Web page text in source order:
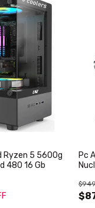
Ryzen 5 5600g
480 16 Gb
Pc